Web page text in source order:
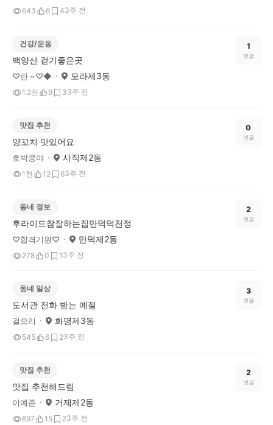
643 6 43주 전
건강/운동
백양산 걷기좋은곳
♡란 ~♡◆ 모라제3동
1.2천 9 33주 전
1
댓글
맛집 추천
양꼬치 맛있어요
호박쿵야 사직제2동
1천 12 63주 전
0
댓글
동네 정보
후라이드참잘하는집만덕덕천정
♡합격기원♡ 만덕제2동
278 0 1 3주 전
2
댓글
동네 일상
도서관 전화 받는 예절
걸으리 화명제3동
545 6 23주 전
3
댓글
맛집 추천
맛집 추천해드림
이예준 거제제2동
897 15 23주 전
2
댓글